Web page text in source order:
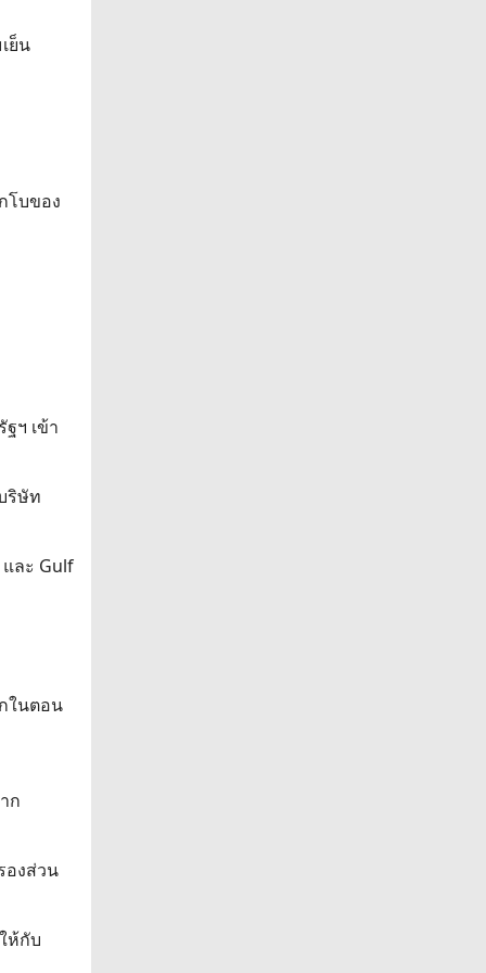
ย็น
โบของ
ฯ เข้า
ริษัท
ละ Gulf
ในตอน
ก
องส่วน
ห้กับ